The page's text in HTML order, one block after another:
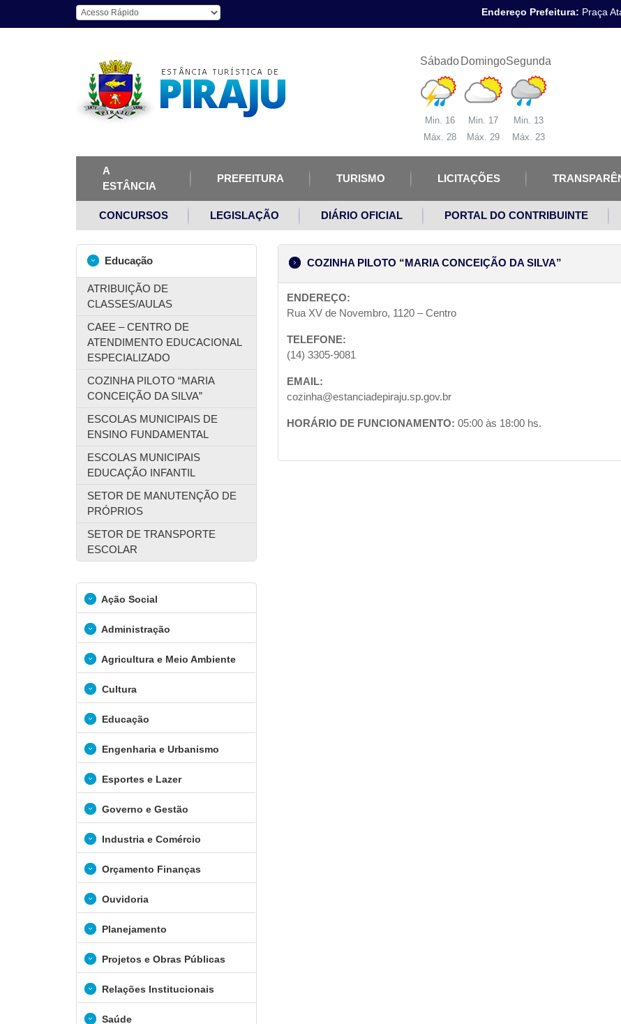
Endereço Prefeitura: Praça
Sábado
Min. 16
Máx. 28
Domingo
Min. 17
Máx. 29
Segunda
Min. 13
Máx. 23
A
ESTÂNCIA
PREFEITURA TURISMO LICITAÇÕES
CONCURSOS LEGISLAÇÃO DIÁRIO OFICIAL PORTAL DO CONTRIBUINTE
Educação
ATRIBUIÇÃO DE
CLASSES/AULAS
CAEE – CENTRO DE
ATENDIMENTO EDUCACIONAL
ESPECIALIZADO
COZINHA PILOTO “MARIA
CONCEIÇÃO DA SILVA”
ESCOLAS MUNICIPAIS DE
ENSINO FUNDAMENTAL
ESCOLAS MUNICIPAIS
EDUCAÇÃO INFANTIL
SETOR DE MANUTENÇÃO DE
PRÓPRIOS
SETOR DE TRANSPORTE
ESCOLAR
Ação Social
Administração
Agricultura e Meio Ambiente
Cultura
Educação
Engenharia e Urbanismo
Esportes e Lazer
Governo e Gestão
Industria e Comércio
Orçamento Finanças
Ouvidoria
Planejamento
Projetos e Obras Públicas
Relações Institucionais
Saúde
COZINHA PILOTO “MARIA CONCEIÇÃO DA SILVA”
ENDEREÇO:
Rua XV de Novembro, 1120 – Centro
TELEFONE:
(14) 3305-9081
EMAIL:
cozinha@estanciadepiraju.sp.gov.br
HORÁRIO DE FUNCIONAMENTO: 05:00 às 18:00 hs.